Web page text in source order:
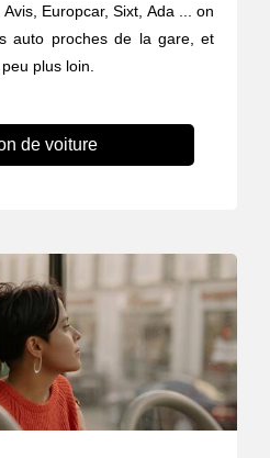
Europcar, Sixt, Ada ... on
auto proches de la gare, et
plus loin.
de voiture